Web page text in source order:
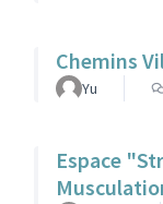
Chemins
Yu
Espace